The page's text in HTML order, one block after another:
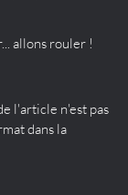
allons rouler !
l'article n'est pas
dans la